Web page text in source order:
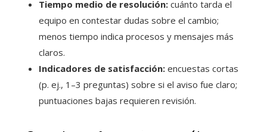
Tiempo medio de resolución: cuánto tarda el
equipo en contestar dudas sobre el cambio;
menos tiempo indica procesos y mensajes más
claros.
Indicadores de satisfacción: encuestas cortas
(p. ej., 1–3 preguntas) sobre si el aviso fue claro;
puntuaciones bajas requieren revisión.